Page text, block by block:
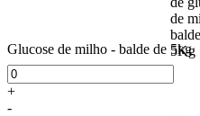
Glucose de milho - balde de 5kg
+
-